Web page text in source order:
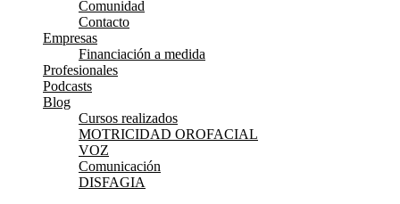
Comunidad
Contacto
Empresas
Financiación a medida
Profesionales
Podcasts
Blog
Cursos realizados
MOTRICIDAD OROFACIAL
VOZ
Comunicación
DISFAGIA